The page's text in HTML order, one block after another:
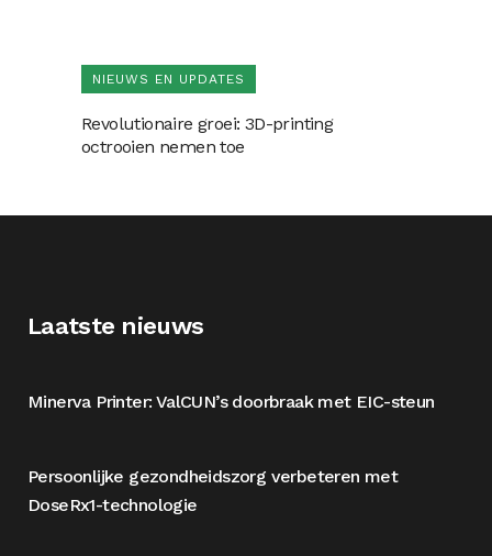
NIEUWS EN UPDATES
Revolutionaire groei: 3D-printing
octrooien nemen toe
Laatste nieuws
Minerva Printer: ValCUN’s doorbraak met EIC-steun
Persoonlijke gezondheidszorg verbeteren met
DoseRx1-technologie